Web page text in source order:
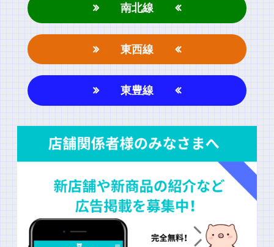
南北線
東西線
東豊線